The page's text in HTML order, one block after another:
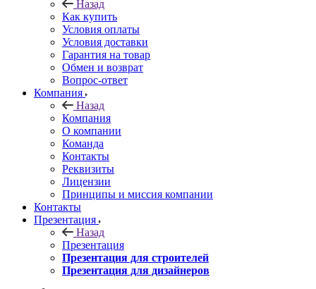
Назад
Как купить
Условия оплаты
Условия доставки
Гарантия на товар
Обмен и возврат
Вопрос-ответ
Компания
Назад
Компания
О компании
Команда
Контакты
Реквизиты
Лицензии
Принципы и миссия компании
Контакты
Презентация
Назад
Презентация
Презентация для строителей
Презентация для дизайнеров